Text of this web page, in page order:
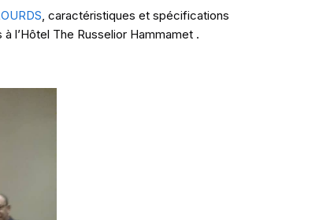
, caractéristiques et spécifications
l’Hôtel The Russelior Hammamet .